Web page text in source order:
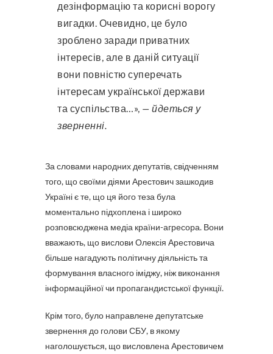
дезінформацію та корисні ворогу
вигадки. Очевидно, це було
зроблено заради приватних
інтересів, але в даній ситуації
вони повністю суперечать
інтересам української держави
та суспільства…», — йдеться у
зверненні.
За словами народних депутатів, свідченням
того, що своїми діями Арестович зашкодив
Україні є те, що ця його теза була
моментально підхоплена і широко
розповсюджена медіа країни-агресора. Вони
вважають, що вислови Олексія Арестовича
більше нагадують політичну діяльність та
формування власного іміджу, ніж виконання
інформаційної чи пропагандистської функції.
Крім того, було направлене депутатське
звернення до голови СБУ, в якому
наголошується, що висловлена Арестовичем